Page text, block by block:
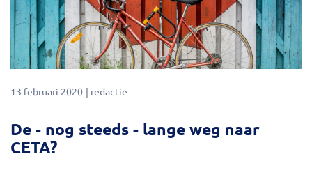
13 februari 2020 redactie
De - nog steeds - lange weg naar
CETA?